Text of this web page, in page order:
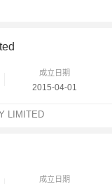
成立日期
2015-04-01
LIMITED
成立日期